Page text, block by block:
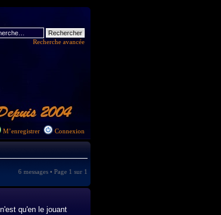
Recherche avancée
M’enregistrer Connexion
6 messages • Page 1 sur 1
qu'en le jouant